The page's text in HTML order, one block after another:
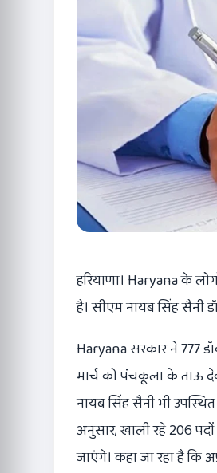
हरियाणा। Haryana के
है। सीएम नायब सिंह सैनी
Haryana सरकार ने 777
मार्च को पंचकूला के ताऊ
नायब सिंह सैनी भी
अनुसार, खाली रहे 206
जाएंगे। कहा जा रहा है कि